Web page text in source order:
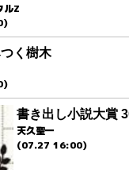
ルZ
く樹木
書き出し小説大賞
天久聖一
(07.27 16:00)